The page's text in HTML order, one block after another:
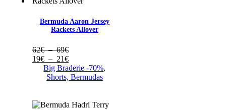
Bermuda Aaron Jersey
Rackets Allover
62€ – 69€Plage
de
prix :
62€
19€ – 21€Plage
de
prix :
21€
Big Braderie -70%,
Shorts, Bermudas